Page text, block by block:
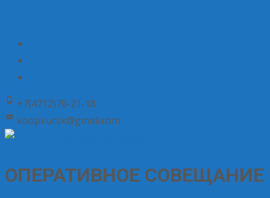
+7(4712)70-21-18
koopkursk@gmail.com
ОПЕРАТИВНОЕ СОВЕЩАНИЕ